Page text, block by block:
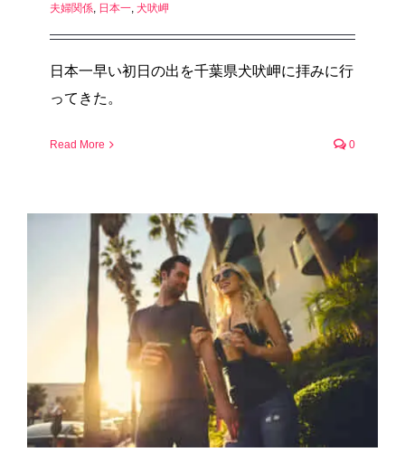
夫婦関係 日本一 犬吠岬
日本一早い初日の出を千葉県犬吠岬に拝みに行
ってきた。
Read More 0